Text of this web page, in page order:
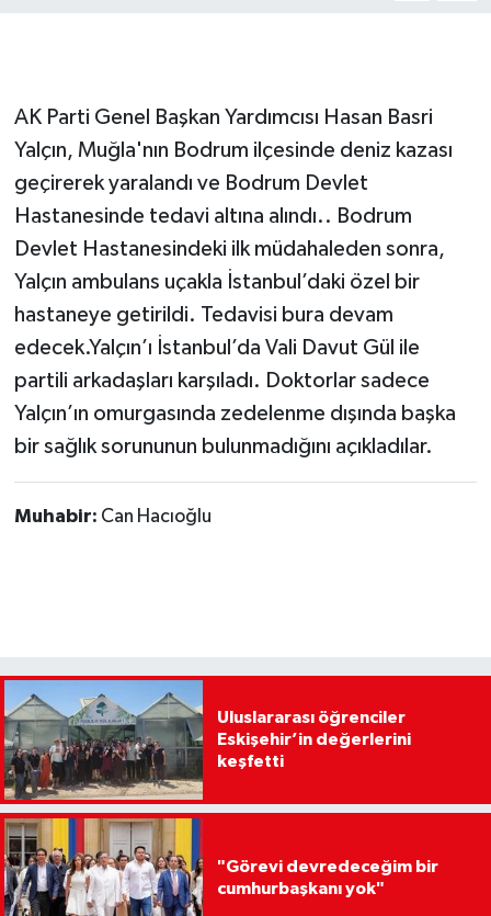
AK Parti Genel Başkan Yardımcısı Hasan Basri
Yalçın, Muğla'nın Bodrum ilçesinde deniz kazası
geçirerek yaralandı ve Bodrum Devlet
Hastanesinde tedavi altına alındı.. Bodrum
Devlet Hastanesindeki ilk müdahaleden sonra,
Yalçın ambulans uçakla İstanbul’daki özel bir
hastaneye getirildi. Tedavisi bura devam
edecek.Yalçın’ı İstanbul’da Vali Davut Gül ile
partili arkadaşları karşıladı. Doktorlar sadece
Yalçın’ın omurgasında zedelenme dışında başka
bir sağlık sorununun bulunmadığını açıkladılar.
Muhabir: Can Hacıoğlu
Uluslararası öğrenciler
Eskişehir’in değerlerini
keşfetti
"Görevi devredeceğim bir
cumhurbaşkanı yok"